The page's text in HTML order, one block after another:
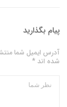
پیام بگذارید
آدرس ایمیل شما
شده اند *